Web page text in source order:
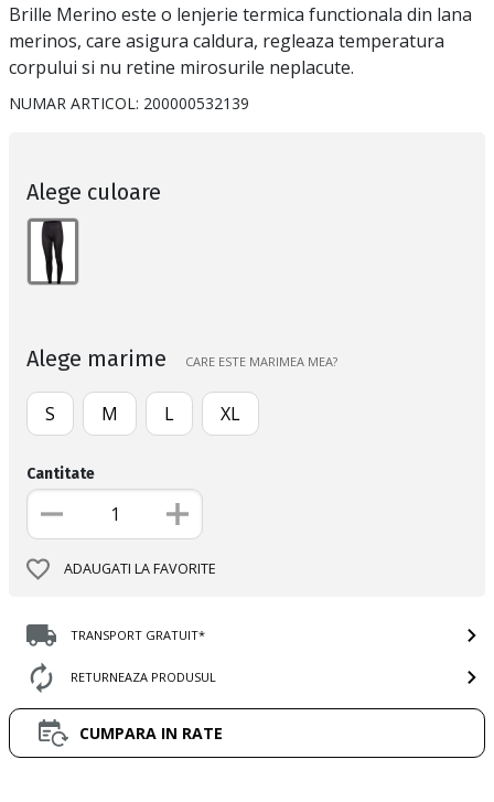
Brille Merino este o lenjerie termica functionala din lana
merinos, care asigura caldura, regleaza temperatura
corpului si nu retine mirosurile neplacute.
NUMAR ARTICOL: 200000532139
Alege culoare
Alege marime CARE ESTE MARIMEA MEA?
S M L XL
Cantitate
ADAUGATI LA FAVORITE
TRANSPORT GRATUIT*
RETURNEAZA PRODUSUL
CUMPARA IN RATE